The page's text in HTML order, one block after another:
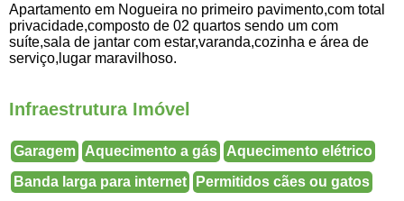
Apartamento em Nogueira no primeiro pavimento,com total
privacidade,composto de 02 quartos sendo um com
suíte,sala de jantar com estar,varanda,cozinha e área de
serviço,lugar maravilhoso.
Infraestrutura Imóvel
Garagem Aquecimento a gás
Aquecimento elétrico
Banda larga para internet
Permitidos cães ou gatos